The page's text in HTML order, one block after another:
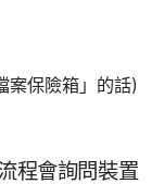
案​保險​箱」​的​話)
程​會​詢問​裝置​